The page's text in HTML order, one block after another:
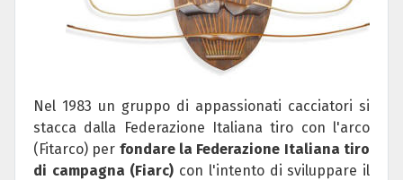
Nel 1983 un gruppo di appassionati cacciatori si
stacca dalla Federazione Italiana tiro con l'arco
(Fitarco) per fondare la Federazione Italiana tiro
di campagna (Fiarc) con l'intento di sviluppare il